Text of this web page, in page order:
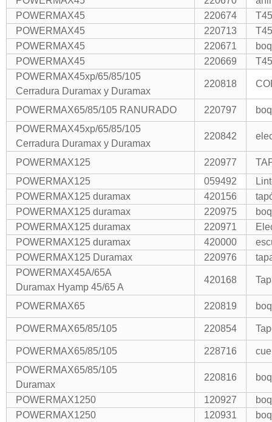
POWERMAX45
220674
POWERMAX45
220713
POWERMAX45
220671
POWERMAX45
220669
POWERMAX45xp/65/85/105
Cerradura Duramax y Duramax
220818
POWERMAX65/85/105 RANURADO 220797
POWERMAX45xp/65/85/105
Cerradura Duramax y Duramax
220842
POWERMAX125 220977
POWERMAX125
059492
POWERMAX125 duramax
420156
POWERMAX125 duramax
220975
POWERMAX125 duramax
220971
POWERMAX125 duramax
420000
POWERMAX125 Duramax
220976
POWERMAX45A/65A
Duramax Hyamp 45/65 A
420168
POWERMAX65 220819
POWERMAX65/85/105 220854
POWERMAX65/85/105 228716
POWERMAX65/85/105
Duramax
220816
POWERMAX1250 120927
POWERMAX1250
120931